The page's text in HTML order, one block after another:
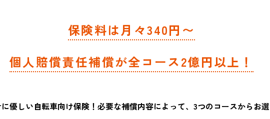
保険料は月々340円〜
個人賠償責任補償が全コース2億円以上！
優しい自転車向け保険！ 必要な補償内容によって、3つのコースからお